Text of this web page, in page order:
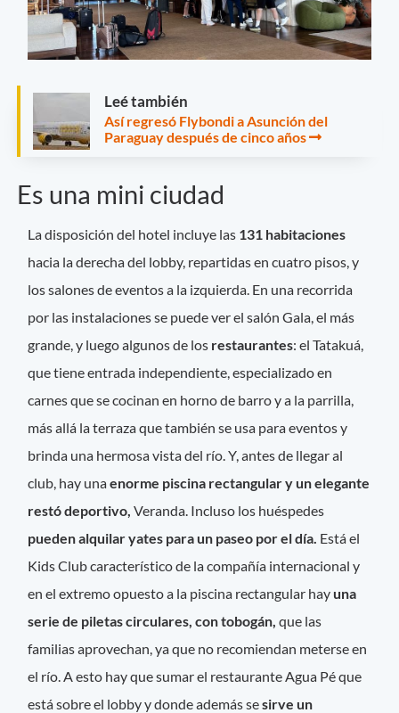
Leé también
Así regresó Flybondi a Asunción del
Paraguay después de cinco años
Es una mini ciudad
La disposición del hotel incluye las 131 habitaciones
hacia la derecha del lobby, repartidas en cuatro pisos, y
los salones de eventos a la izquierda. En una recorrida
por las instalaciones se puede ver el salón Gala, el más
grande, y luego algunos de los restaurantes: el Tatakuá,
que tiene entrada independiente, especializado en
carnes que se cocinan en horno de barro y a la parrilla,
más allá la terraza que también se usa para eventos y
brinda una hermosa vista del río. Y, antes de llegar al
club, hay unaenorme piscina rectangular y un elegante
restó deportivo, Veranda. Incluso los huéspedes
pueden alquilar yates para un paseo por el día. Está el
Kids Club característico de la compañía internacional y
en el extremo opuesto a la piscina rectangular hay una
serie de piletas circulares, con tobogán,que las
familias aprovechan, ya que no recomiendan meterse en
el río. A esto hay que sumar el restaurante Agua Pé que
está sobre el lobby y donde además sesirve un